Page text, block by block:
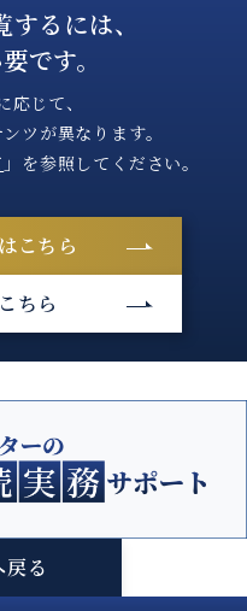
るには、
です。
じて、
ツが異なります。
」を参照してください。
こちら
ちら
る